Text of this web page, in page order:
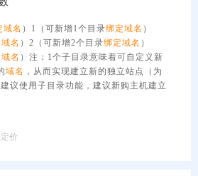
域名 ）1（可新增1个目录绑定域名 ）
域名 ）2（可新增2个目录绑定域名 ）
域名 ）注：1个子目录意味着可自定义新
域名 ，从而实现建立新的独立站点（为
议使用子目录功能，建议新购主机建立
价